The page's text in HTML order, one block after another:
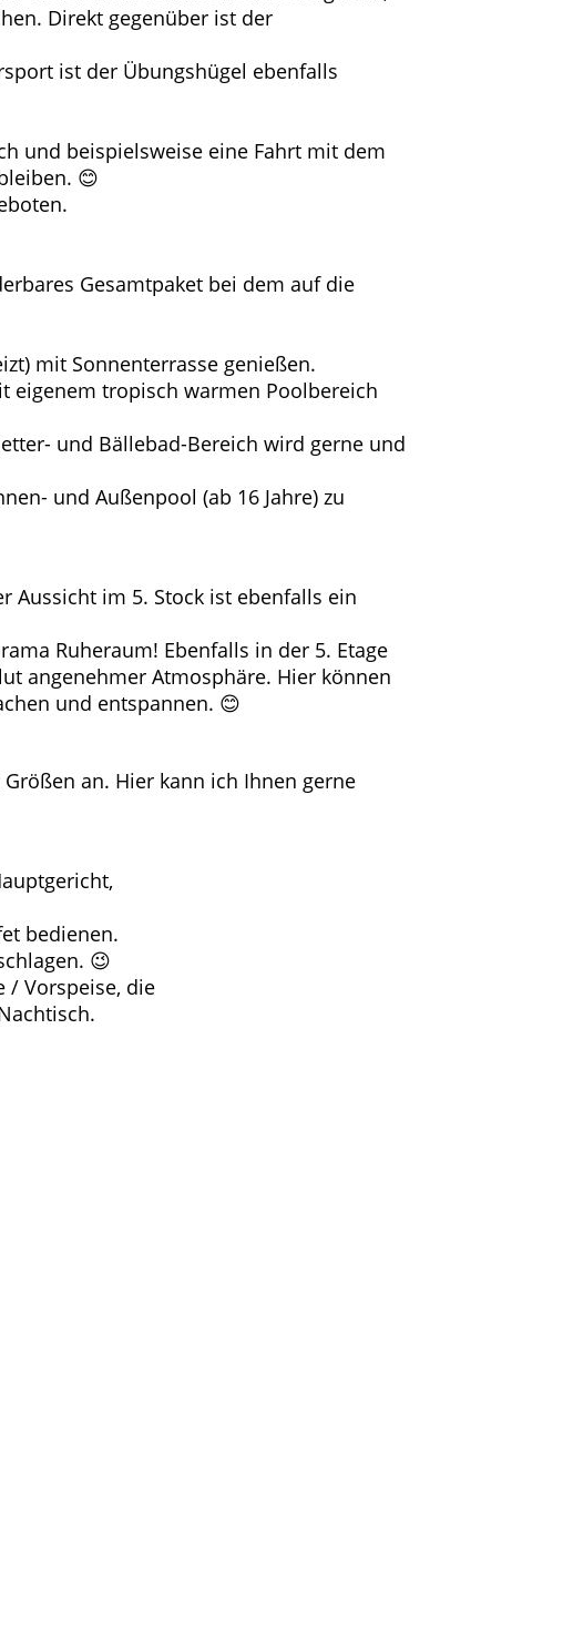
Direkt gegenüber ist der
ist der Übungshügel ebenfalls
und beispielsweise eine Fahrt mit dem
😊
Gesamtpaket bei dem auf die
mit Sonnenterrasse genießen.
eigenem tropisch warmen Poolbereich
und Bällebad-Bereich wird gerne und
und Außenpool (ab 16 Jahre) zu
Aussicht im 5. Stock ist ebenfalls ein
Ruheraum! Ebenfalls in der 5. Etage
angenehmer Atmosphäre. Hier können
und entspannen. 😊
an. Hier kann ich Ihnen gerne
bedienen.
😉
/ Vorspeise, die